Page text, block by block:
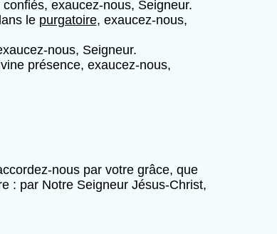
exaucez-nous, Seigneur.
le purgatoire, exaucez-nous,
nous, Seigneur.
présence, exaucez-nous,
nous par votre grâce, que
: par Notre Seigneur Jésus-Christ,